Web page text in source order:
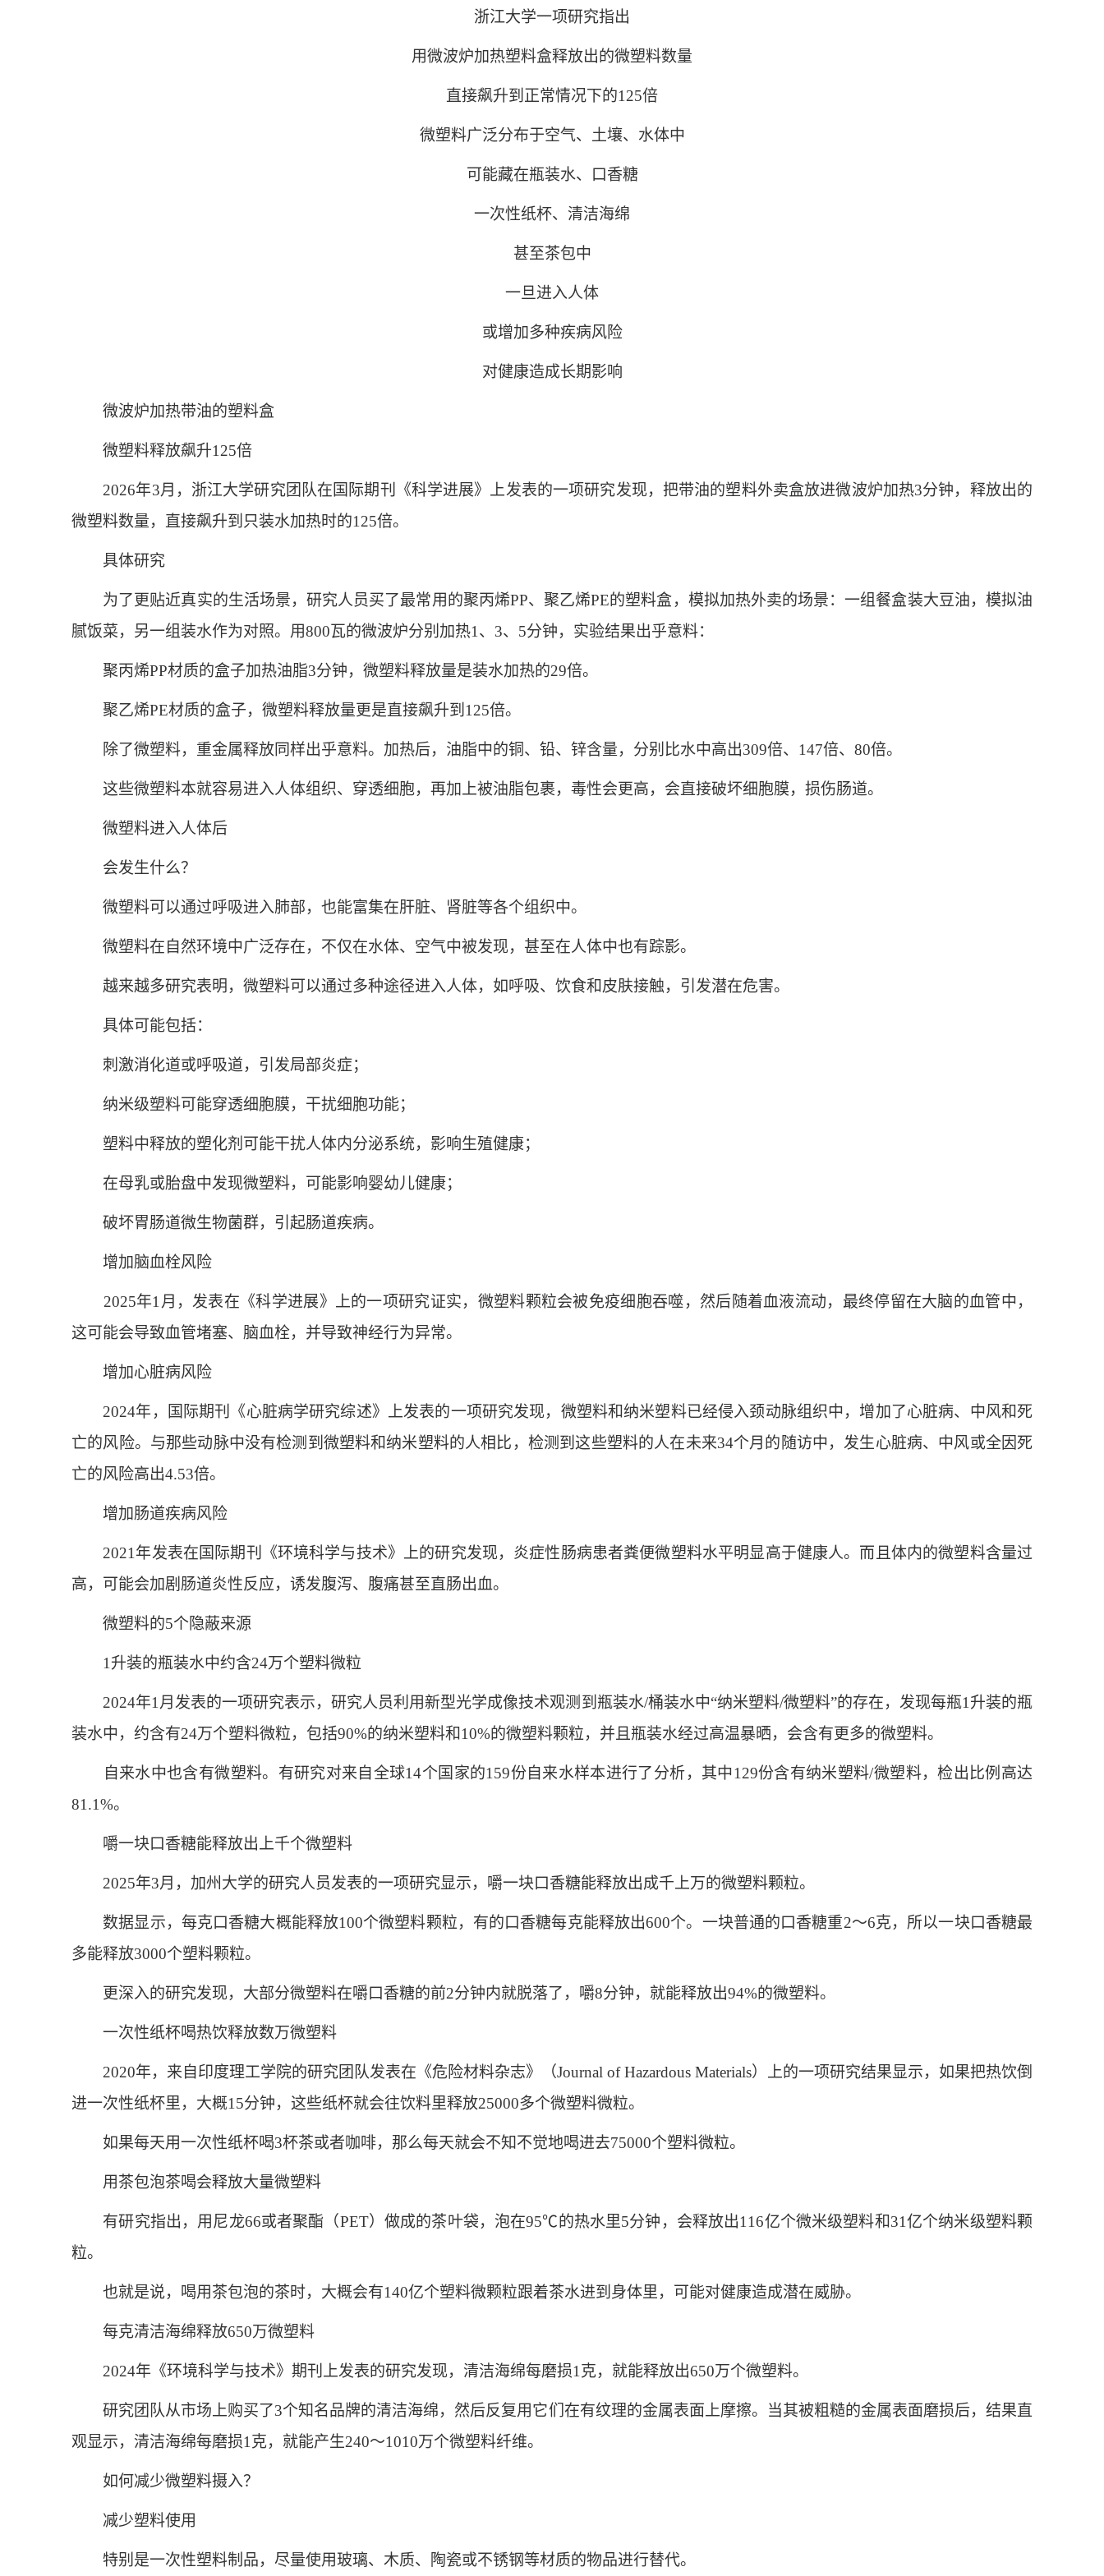
浙江大学一项研究指出
用微波炉加热塑料盒释放出的微塑料数量
直接飙升到正常情况下的125倍
微塑料广泛分布于空气、土壤、水体中
可能藏在瓶装水、口香糖
一次性纸杯、清洁海绵
甚至茶包中
一旦进入人体
或增加多种疾病风险
对健康造成长期影响
微波炉加热带油的塑料盒
微塑料释放飙升125倍
2026年3月，浙江大学研究团队在国际期刊《科学进展》上发表的一项研究发现，把带油的塑料外卖盒放进微波炉加热3分钟，释放出的
微塑料数量，直接飙升到只装水加热时的125倍。
具体研究
为了更贴近真实的生活场景，研究人员买了最常用的聚丙烯PP、聚乙烯PE的塑料盒，模拟加热外卖的场景：一组餐盒装大豆油，模拟油
腻饭菜，另一组装水作为对照。用800瓦的微波炉分别加热1、3、5分钟，实验结果出乎意料：
聚丙烯PP材质的盒子加热油脂3分钟，微塑料释放量是装水加热的29倍。
聚乙烯PE材质的盒子，微塑料释放量更是直接飙升到125倍。
除了微塑料，重金属释放同样出乎意料。加热后，油脂中的铜、铅、锌含量，分别比水中高出309倍、147倍、80倍。
这些微塑料本就容易进入人体组织、穿透细胞，再加上被油脂包裹，毒性会更高，会直接破坏细胞膜，损伤肠道。
微塑料进入人体后
会发生什么？
微塑料可以通过呼吸进入肺部，也能富集在肝脏、肾脏等各个组织中。
微塑料在自然环境中广泛存在，不仅在水体、空气中被发现，甚至在人体中也有踪影。
越来越多研究表明，微塑料可以通过多种途径进入人体，如呼吸、饮食和皮肤接触，引发潜在危害。
具体可能包括：
刺激消化道或呼吸道，引发局部炎症；
纳米级塑料可能穿透细胞膜，干扰细胞功能；
塑料中释放的塑化剂可能干扰人体内分泌系统，影响生殖健康；
在母乳或胎盘中发现微塑料，可能影响婴幼儿健康；
破坏胃肠道微生物菌群，引起肠道疾病。
增加脑血栓风险
2025年1月，发表在《科学进展》上的一项研究证实，微塑料颗粒会被免疫细胞吞噬，然后随着血液流动，最终停留在大脑的血管中，
这可能会导致血管堵塞、脑血栓，并导致神经行为异常。
增加心脏病风险
2024年，国际期刊《心脏病学研究综述》上发表的一项研究发现，微塑料和纳米塑料已经侵入颈动脉组织中，增加了心脏病、中风和死
亡的风险。与那些动脉中没有检测到微塑料和纳米塑料的人相比，检测到这些塑料的人在未来34个月的随访中，发生心脏病、中风或全因死
亡的风险高出4.53倍。
增加肠道疾病风险
2021年发表在国际期刊《环境科学与技术》上的研究发现，炎症性肠病患者粪便微塑料水平明显高于健康人。而且体内的微塑料含量过
高，可能会加剧肠道炎性反应，诱发腹泻、腹痛甚至直肠出血。
微塑料的5个隐蔽来源
1升装的瓶装水中约含24万个塑料微粒
2024年1月发表的一项研究表示，研究人员利用新型光学成像技术观测到瓶装水/桶装水中“纳米塑料/微塑料”的存在，发现每瓶1升装的瓶
装水中，约含有24万个塑料微粒，包括90%的纳米塑料和10%的微塑料颗粒，并且瓶装水经过高温暴晒，会含有更多的微塑料。
自来水中也含有微塑料。有研究对来自全球14个国家的159份自来水样本进行了分析，其中129份含有纳米塑料/微塑料，检出比例高达
81.1%。
嚼一块口香糖能释放出上千个微塑料
2025年3月，加州大学的研究人员发表的一项研究显示，嚼一块口香糖能释放出成千上万的微塑料颗粒。
数据显示，每克口香糖大概能释放100个微塑料颗粒，有的口香糖每克能释放出600个。一块普通的口香糖重2～6克，所以一块口香糖最
多能释放3000个塑料颗粒。
更深入的研究发现，大部分微塑料在嚼口香糖的前2分钟内就脱落了，嚼8分钟，就能释放出94%的微塑料。
一次性纸杯喝热饮释放数万微塑料
2020年，来自印度理工学院的研究团队发表在《危险材料杂志》（Journal of Hazardous Materials）上的一项研究结果显示，如果把热饮倒
进一次性纸杯里，大概15分钟，这些纸杯就会往饮料里释放25000多个微塑料微粒。
如果每天用一次性纸杯喝3杯茶或者咖啡，那么每天就会不知不觉地喝进去75000个塑料微粒。
用茶包泡茶喝会释放大量微塑料
有研究指出，用尼龙66或者聚酯（PET）做成的茶叶袋，泡在95℃的热水里5分钟，会释放出116亿个微米级塑料和31亿个纳米级塑料颗
粒。
也就是说，喝用茶包泡的茶时，大概会有140亿个塑料微颗粒跟着茶水进到身体里，可能对健康造成潜在威胁。
每克清洁海绵释放650万微塑料
2024年《环境科学与技术》期刊上发表的研究发现，清洁海绵每磨损1克，就能释放出650万个微塑料。
研究团队从市场上购买了3个知名品牌的清洁海绵，然后反复用它们在有纹理的金属表面上摩擦。当其被粗糙的金属表面磨损后，结果直
观显示，清洁海绵每磨损1克，就能产生240～1010万个微塑料纤维。
如何减少微塑料摄入？
减少塑料使用
特别是一次性塑料制品，尽量使用玻璃、木质、陶瓷或不锈钢等材质的物品进行替代。